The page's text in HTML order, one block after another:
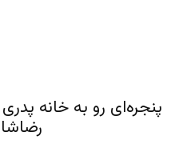
پنجره‌ای رو به خانه
رضاشاه ـ ۱۵